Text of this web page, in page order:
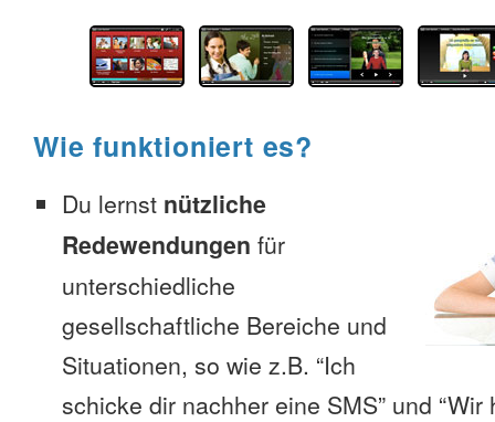
Wie funktioniert es?
Du lernst nützliche
Redewendungen für
unterschiedliche
gesellschaftliche Bereiche und
Situationen, so wie z.B. “Ich
schicke dir nachher eine SMS” und